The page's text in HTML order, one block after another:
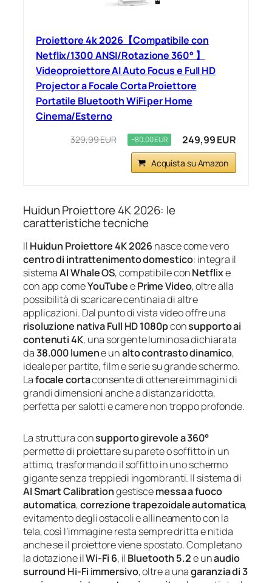
Proiettore 4k 2026【Compatibile con
Netflix/1300 ANSI/Rotazione 360° 】
Videoproiettore AI Auto Focus e Full HD
Projector a Focale Corta Proiettore
Portatile Bluetooth WiFi per Home
Cinema/Esterno
329,99 EUR −80,00 EUR 249,99 EUR
Acquista su Amazon
Huidun Proiettore 4K 2026: le
caratteristiche tecniche
Il Huidun Proiettore 4K 2026nasce come vero
centro di intrattenimento domestico: integra il
sistemaAI Whale OS, compatibile conNetflixe
con app comeYouTubeePrime Video, oltre alla
possibilità di scaricare centinaia di altre
applicazioni. Dal punto di vista video offre una
risoluzione nativa Full HD 1080pconsupporto ai
contenuti 4K, una sorgente luminosa dichiarata
da38.000 lumene unalto contrasto dinamico,
ideale per partite, film e serie su grande schermo.
Lafocale cortaconsente di ottenere immagini di
grandi dimensioni anche a distanza ridotta,
perfetta per salotti e camere non troppo profonde.
La struttura consupporto girevole a 360°
permette di proiettare su parete o soffitto in un
attimo, trasformando il soffitto in uno schermo
gigante senza treppiedi ingombranti. Il sistema di
AI Smart Calibrationgestiscemessa a fuoco
automatica,correzione trapezoidale automatica,
evitamento degli ostacoli e allineamento con la
tela, così l’immagine resta sempre dritta e nitida
anche se il proiettore viene spostato. Completano
la dotazione ilWi‑Fi 6, il Bluetooth 5.2e unaudio
surround Hi‑Fi immersivo, oltre a unagaranzia di 3